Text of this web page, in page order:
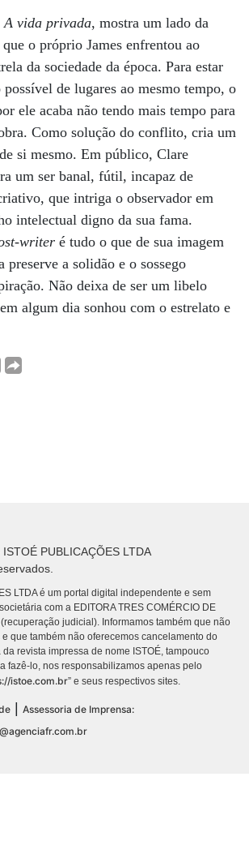
A vida privada, mostra um lado da
o próprio James enfrentou ao
da sociedade da época. Para estar
de lugares ao mesmo tempo, o
ele acaba não tendo mais tempo para
Como solução do conflito, cria um
si mesmo. Em público, Clare
um ser banal, fútil, incapaz de
que intriga o observador em
intelectual digno da sua fama.
writer é tudo o que de sua imagem
preserve a solidão e o sossego
Não deixa de ser um libelo
algum dia sonhou com o estrelato e
PUBLICAÇÕES LTDA
LTDA é um portal digital independente e sem
com a EDITORA TRES COMÉRCIO DE
(recuperação judicial). Informamos também que não
que também não oferecemos cancelamento do
revista impressa de nome ISTOÉ, tampouco
fazê-lo, nos responsabilizamos apenas pelo
istoe.com.br” e seus respectivos sites.
Assessoria de Imprensa: